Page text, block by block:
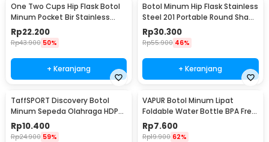
One Two Cups Hip Flask Botol
Minum Pocket Bir Stainless
Steel 201 8oz - MS351
Rp22.200
Rp43.900 50%
+ Keranjang
Botol Minum Hip Flask Stainless
Steel 201 Portable Round Shape
150ml - B-5
Rp30.300
Rp55.900 46%
+ Keranjang
TaffSPORT Discovery Botol
Minum Sepeda Olahraga HDPE
Dust Cover 650ml - 3026
Rp10.400
Rp24.900 59%
VAPUR Botol Minum Lipat
Foldable Water Bottle BPA Free
Karabiner 500ml - V5
Rp7.600
Rp19.900 62%